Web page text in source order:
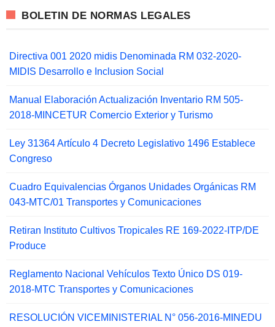
BOLETIN DE NORMAS LEGALES
Directiva 001 2020 midis Denominada RM 032-2020-
MIDIS Desarrollo e Inclusion Social
Manual Elaboración Actualización Inventario RM 505-
2018-MINCETUR Comercio Exterior y Turismo
Ley 31364 Artículo 4 Decreto Legislativo 1496 Establece
Congreso
Cuadro Equivalencias Órganos Unidades Orgánicas RM
043-MTC/01 Transportes y Comunicaciones
Retiran Instituto Cultivos Tropicales RE 169-2022-ITP/DE
Produce
Reglamento Nacional Vehículos Texto Único DS 019-
2018-MTC Transportes y Comunicaciones
RESOLUCIÓN VICEMINISTERIAL N° 056-2016-MINEDU